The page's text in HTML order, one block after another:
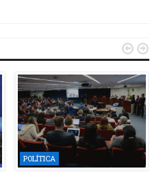
POLÍTICA
 